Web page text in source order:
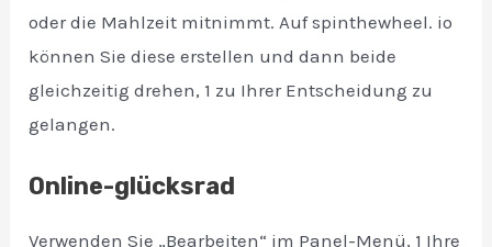
oder die Mahlzeit mitnimmt. Auf spinthewheel. io
können Sie diese erstellen und dann beide
gleichzeitig drehen, 1 zu Ihrer Entscheidung zu
gelangen.
Online-glücksrad
Verwenden Sie „Bearbeiten“ im Panel-Menü, 1 Ihre